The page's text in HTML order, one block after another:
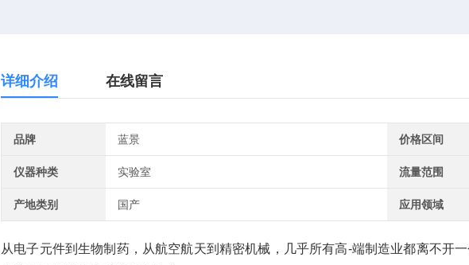
详细介绍 在线留言
品牌 蓝景 价格区间
仪器种类 实验室 流量范围
产地类别 国产 应用领域
从电子元件到生物制药，从航空航天到精密机械，几乎所有高-端制造业都离不